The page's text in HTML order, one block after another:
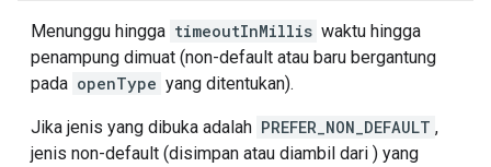
Menunggu hingga timeoutInMillis waktu hingga
penampung dimuat (non-default atau baru bergantung
pada openType yang ditentukan).
Jika jenis yang dibuka adalah PREFER_NON_DEFAULT ,
jenis non-default (disimpan atau diambil dari ) yang